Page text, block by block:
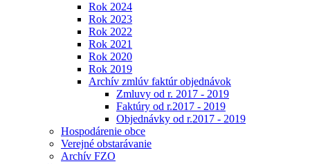
Rok 2024
Rok 2023
Rok 2022
Rok 2021
Rok 2020
Rok 2019
Archív zmlúv faktúr objednávok
Zmluvy od r. 2017 - 2019
Faktúry od r.2017 - 2019
Objednávky od r.2017 - 2019
Hospodárenie obce
Verejné obstarávanie
Archív FZO